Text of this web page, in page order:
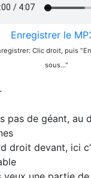
Enregistrer le
Clic droit, puis
sous..."
pas de géant, au
droit devant, ici